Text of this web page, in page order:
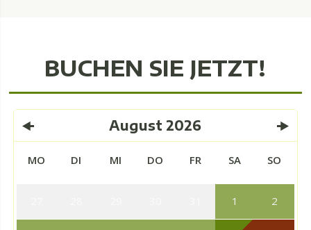
BUCHEN SIE JETZT!
August 2026
MO DI MI DO FR SA SO
1 2